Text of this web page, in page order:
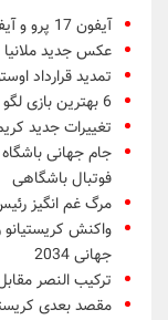
آیفون 17 پرو و آیفون Air؛ نسل جدید طراحی، دوام و تجربه کاربری
عکس جدید ملانیا
تمدید قرارداد
6 بهترین بازی لگو LEGO برای تمامی سنین کدامند؟
تغییرات جدید
فوتبال باشگاهی
مرگ غم انگیز
واکنش کریستیانو
جهانی 2034
ترکیب النصر
مقصد بعدی